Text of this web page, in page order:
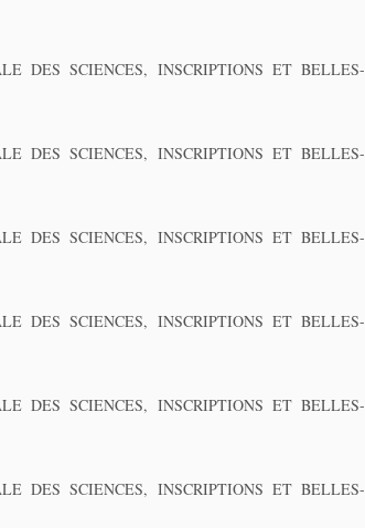
DES SCIENCES, INSCRIPTIONS ET BELLES-
DES SCIENCES, INSCRIPTIONS ET BELLES-
DES SCIENCES, INSCRIPTIONS ET BELLES-
DES SCIENCES, INSCRIPTIONS ET BELLES-
DES SCIENCES, INSCRIPTIONS ET BELLES-
DES SCIENCES, INSCRIPTIONS ET BELLES-